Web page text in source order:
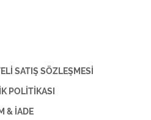
SATIŞ SÖZLEŞMESİ
POLİTİKASI
& İADE